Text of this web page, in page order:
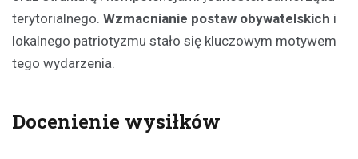
terytorialnego. Wzmacnianie postaw obywatelskich i
lokalnego patriotyzmu stało się kluczowym motywem
tego wydarzenia.
Docenienie wysiłków